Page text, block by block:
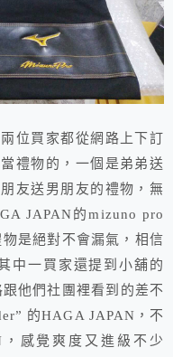
買家都從網路上下訂
禮物的，一個是弟弟送
友送男朋友的禮物，無
JAPAN的mizuno pro
是絕對不會漏氣，相信
中一買家還提到小舖的
他們社團裡看到的差不
的HAGA JAPAN，不
感覺爽度又進級不少